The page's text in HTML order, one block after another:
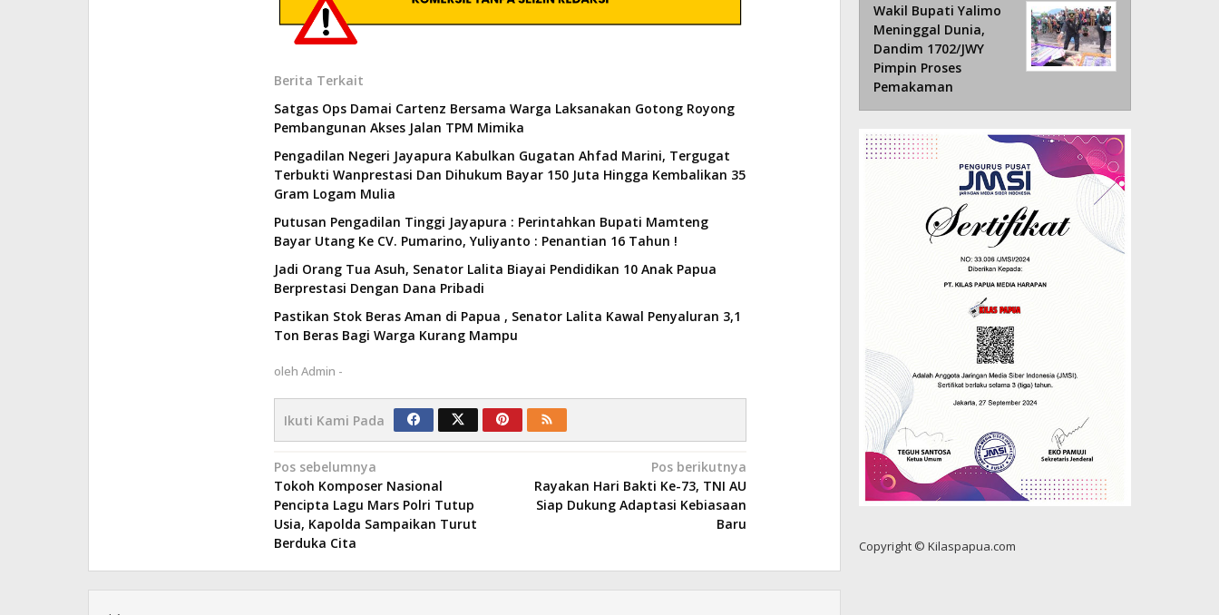
Berita Terkait
Satgas Ops Damai Cartenz Bersama Warga Laksanakan Gotong Royong
Pembangunan Akses Jalan TPM Mimika
Pengadilan Negeri Jayapura Kabulkan Gugatan Ahfad Marini, Tergugat
Terbukti Wanprestasi Dan Dihukum Bayar 150 Juta Hingga Kembalikan 35
Gram Logam Mulia
Putusan Pengadilan Tinggi Jayapura : Perintahkan Bupati Mamteng
Bayar Utang Ke CV. Pumarino, Yuliyanto : Penantian 16 Tahun !
Jadi Orang Tua Asuh, Senator Lalita Biayai Pendidikan 10 Anak Papua
Berprestasi Dengan Dana Pribadi
Pastikan Stok Beras Aman di Papua , Senator Lalita Kawal Penyaluran 3,1
Ton Beras Bagi Warga Kurang Mampu
oleh Admin -
Ikuti Kami Pada
Navigasi
pos
Pos sebelumnya
Tokoh Komposer Nasional
Pencipta Lagu Mars Polri Tutup
Usia, Kapolda Sampaikan Turut
Berduka Cita
Pos berikutnya
Rayakan Hari Bakti Ke-73, TNI AU
Siap Dukung Adaptasi Kebiasaan
Baru
Wakil Bupati Yalimo
Meninggal Dunia,
Dandim 1702/JWY
Pimpin Proses
Pemakaman
Copyright © Kilaspapua.com